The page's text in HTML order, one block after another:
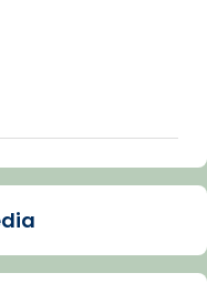
Fa gairebé
la